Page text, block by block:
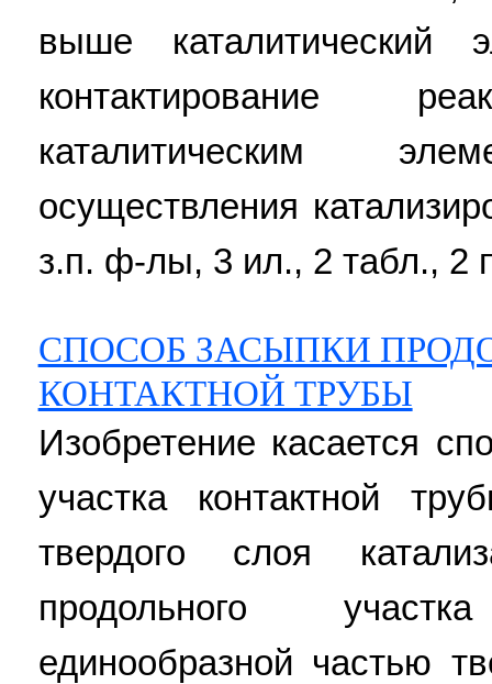
выше каталитический
контактирование
каталитическим
осуществления
з.п. ф-лы, 3 ил., 2 табл., 2
СПОСОБ ЗАСЫПКИ
КОНТАКТНОЙ ТРУБЫ
Изобретение касается
участка контактной
твердого слоя
продольного
единообразной частью